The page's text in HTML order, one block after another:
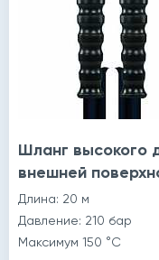
Шланг высокого
внешней
Длина: 20 м
Давление: 210 бар
Максимум 150 °C